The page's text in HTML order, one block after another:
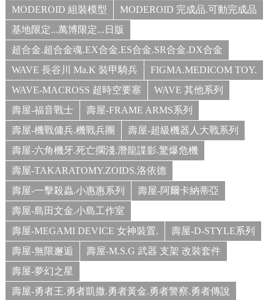
MODEROID 組裝模型
MODEROID 完成品.可動完成品
基地限定...萬博限定...日版
超合金.超合金魂.EX合金.ES合金.SR合金.DX合金
WAVE 長谷川 Ma.K 裝甲騎兵
FIGMA.MEDICOM TOY.
WAVE-MACROSS 超時空要塞
WAVE 其他系列
壽屋-福音戰士
壽屋-FRAME ARMS系列
壽屋-機戰傭兵.機戰兵團
壽屋-超級機器人大戰系列
壽屋-六角機牙.死亡擱淺.潛龍諜影.驚爆危機
壽屋-TAKARATOMY.ZOIDS.洛依德
壽屋-一擊殺蟲.小惠惠系列
壽屋-阿爾卡納蒂亞
壽屋-島田文金.小島工作室
壽屋-MEGAMI DEVICE 女神裝置.
壽屋-D-STYLE系列
壽屋-無限邂逅
壽屋-M.S.G 武器 支架 改裝套件
壽屋-夢幻之星
壽屋-勇者王.勇者凱撒.勇者黃金.勇者警察.勇者傳說